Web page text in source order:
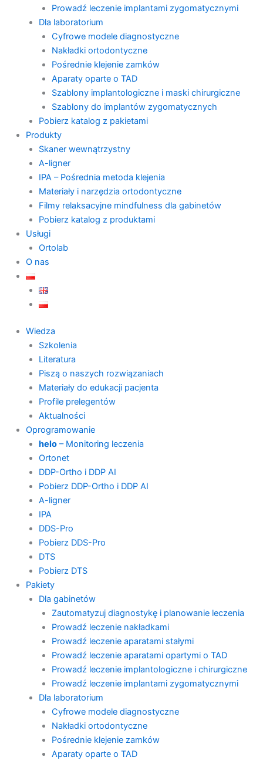
Prowadź leczenie implantami zygomatycznymi
Dla laboratorium
Cyfrowe modele diagnostyczne
Nakładki ortodontyczne
Pośrednie klejenie zamków
Aparaty oparte o TAD
Szablony implantologiczne i maski chirurgiczne
Szablony do implantów zygomatycznych
Pobierz katalog z pakietami
Produkty
Skaner wewnątrzystny
A-ligner
IPA – Pośrednia metoda klejenia
Materiały i narzędzia ortodontyczne
Filmy relaksacyjne mindfulness dla gabinetów
Pobierz katalog z produktami
Usługi
Ortolab
O nas
Wiedza
Szkolenia
Literatura
Piszą o naszych rozwiązaniach
Materiały do edukacji pacjenta
Profile prelegentów
Aktualności
Oprogramowanie
helo– Monitoring leczenia
Ortonet
DDP-Ortho i DDP AI
Pobierz DDP-Ortho i DDP AI
A-ligner
IPA
DDS-Pro
Pobierz DDS-Pro
DTS
Pobierz DTS
Pakiety
Dla gabinetów
Zautomatyzuj diagnostykę i planowanie leczenia
Prowadź leczenie nakładkami
Prowadź leczenie aparatami stałymi
Prowadź leczenie aparatami opartymi o TAD
Prowadź leczenie implantologiczne i chirurgiczne
Prowadź leczenie implantami zygomatycznymi
Dla laboratorium
Cyfrowe modele diagnostyczne
Nakładki ortodontyczne
Pośrednie klejenie zamków
Aparaty oparte o TAD